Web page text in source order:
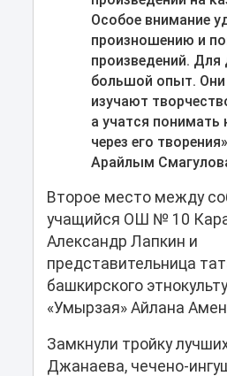
Особое внимание
произношению и
произведений. Для
большой опыт. Они
изучают
а учатся понимать
через его
Арайлым
Второе место между
учащийся ОШ № 10
Александр Лапкин и
представительница
башкирского
«Умырзая» Айлана
Замкнули тройку
Джанаева, чечено-